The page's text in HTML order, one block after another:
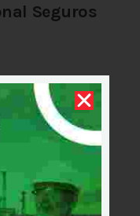
Seguros
de